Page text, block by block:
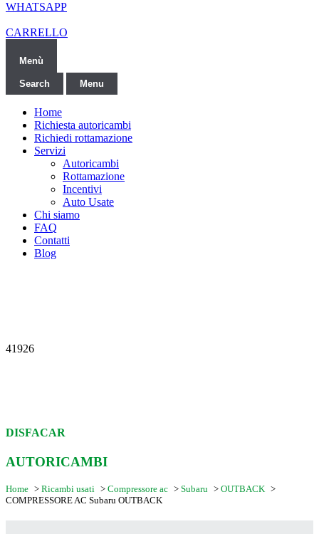
WHATSAPP
CARRELLO
Menù
Search Menu
Home
Richiesta autoricambi
Richiedi rottamazione
Servizi
Autoricambi
Rottamazione
Incentivi
Auto Usate
Chi siamo
FAQ
Contatti
Blog
41926
DISFACAR
AUTORICAMBI
Home > Ricambi usati > Compressore ac > Subaru > OUTBACK >
COMPRESSORE AC Subaru OUTBACK